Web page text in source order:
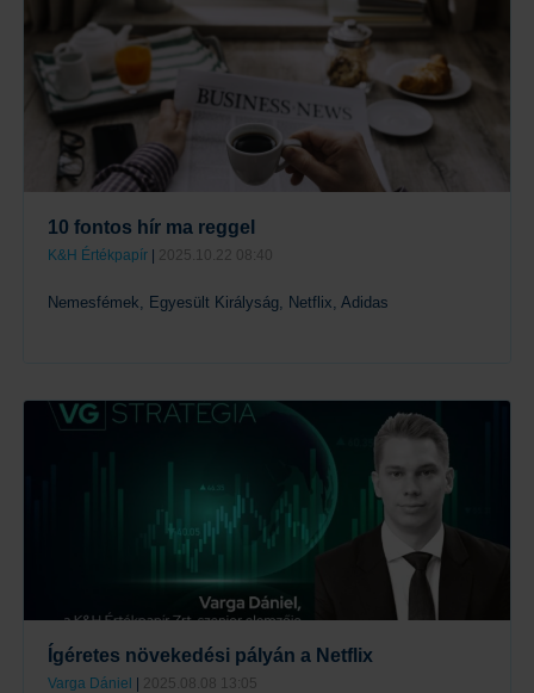
10 fontos hír ma reggel
K&H Értékpapír 2025.10.22 08:40
Nemesfémek, Egyesült Királyság, Netflix, Adidas
Ígéretes növekedési pályán a Netflix
Varga Dániel | 2025.08.08 13:05